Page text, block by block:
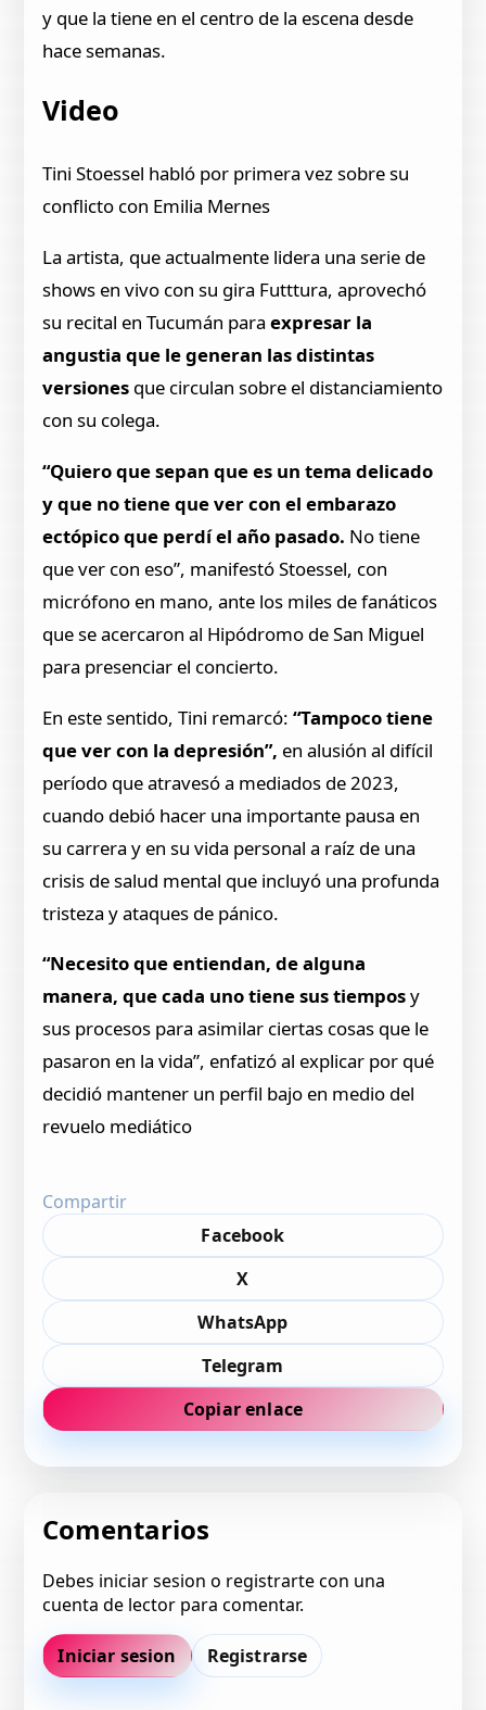
y que la tiene en el centro de la escena desde
hace semanas.
Video
Tini Stoessel habló por primera vez sobre su
conflicto con Emilia Mernes
La artista, que actualmente lidera una serie de
shows en vivo con su gira Futttura, aprovechó
su recital en Tucumán para expresar la
angustia que le generan las distintas
versiones que circulan sobre el distanciamiento
con su colega.
“Quiero que sepan que es un tema delicado
y que no tiene que ver con el embarazo
ectópico que perdí el año pasado. No tiene
que ver con eso”, manifestó Stoessel, con
micrófono en mano, ante los miles de fanáticos
que se acercaron al Hipódromo de San Miguel
para presenciar el concierto.
En este sentido, Tini remarcó: “Tampoco tiene
que ver con la depresión”, en alusión al difícil
período que atravesó a mediados de 2023,
cuando debió hacer una importante pausa en
su carrera y en su vida personal a raíz de una
crisis de salud mental que incluyó una profunda
tristeza y ataques de pánico.
“Necesito que entiendan, de alguna
manera, que cada uno tiene sus tiemposy
sus procesos para asimilar ciertas cosas que le
pasaron en la vida”, enfatizó al explicar por qué
decidió mantener un perfil bajo en medio del
revuelo mediático
Compartir
Facebook
X
WhatsApp
Telegram
Copiar enlace
Comentarios
Debes iniciar sesion o registrarte con una
cuenta de lector para comentar.
Iniciar sesion Registrarse